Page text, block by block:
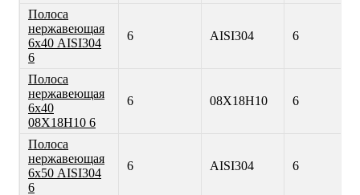
Полоса
нержавеющая
6х40 AISI304
6
6 AISI304 6
Полоса
нержавеющая
6х40
08Х18Н10 6
6 08Х18Н10 6
Полоса
нержавеющая
6х50 AISI304
6
6 AISI304 6